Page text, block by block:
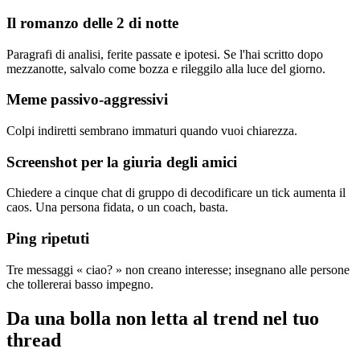
Il romanzo delle 2 di notte
Paragrafi di analisi, ferite passate e ipotesi. Se l'hai scritto dopo
mezzanotte, salvalo come bozza e rileggilo alla luce del giorno.
Meme passivo-aggressivi
Colpi indiretti sembrano immaturi quando vuoi chiarezza.
Screenshot per la giuria degli amici
Chiedere a cinque chat di gruppo di decodificare un tick aumenta il
caos. Una persona fidata, o un coach, basta.
Ping ripetuti
Tre messaggi « ciao? » non creano interesse; insegnano alle persone
che tollererai basso impegno.
Da una bolla non letta al trend nel tuo
thread